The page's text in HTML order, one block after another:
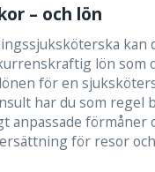
– och lön
kan
lön som
för en
har du som regel
anpassade förmåner
för resor